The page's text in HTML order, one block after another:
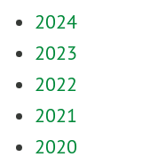
2024
2023
2022
2021
2020